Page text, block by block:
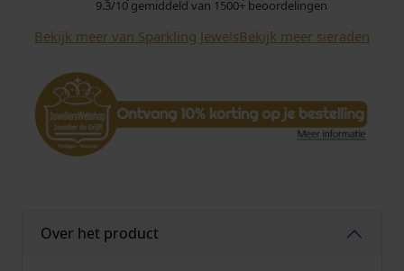
9.3/10 gemiddeld van 1500+ beoordelingen
Bekijk meer van Sparkling JewelsBekijk meer sieraden
Over het product